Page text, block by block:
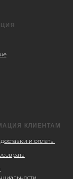
КЛИЕНТАМ
и оплаты